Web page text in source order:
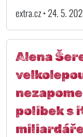
extra.cz • 24. 5.
Alena
polibek s